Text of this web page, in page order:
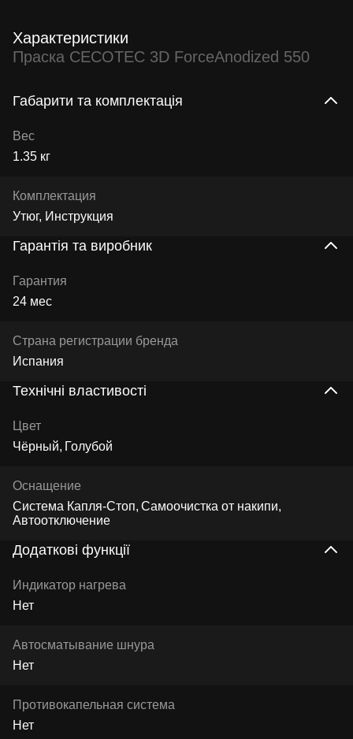
Характеристики
Праска CECOTEC 3D ForceAnodized 550
Габарити та комплектація
Вес
1.35 кг
Комплектация
Утюг, Инструкция
Гарантія та виробник
Гарантия
24 мес
Страна регистрации бренда
Испания
Технічні властивості
Цвет
Чёрный Голубой
Оснащение
Система Капля-Стоп Самоочистка от накипи
Автоотключение
Додаткові функції
Индикатор нагрева
Нет
Автосматывание шнура
Нет
Противокапельная система
Нет